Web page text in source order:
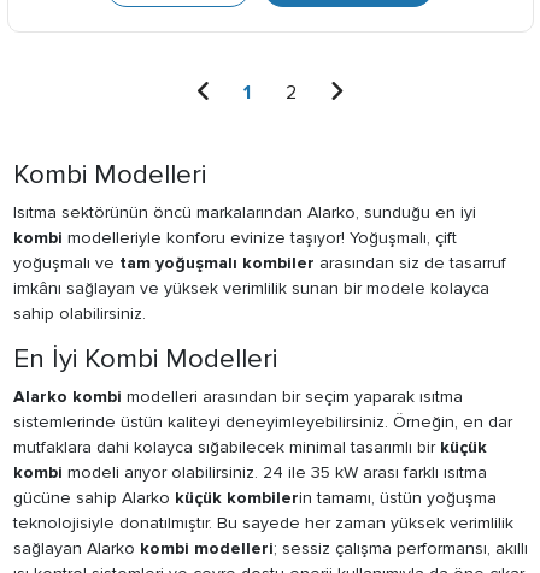
1 2
Kombi Modelleri
Isıtma sektörünün öncü markalarından Alarko, sunduğu en iyi
kombi modelleriyle konforu evinize taşıyor! Yoğuşmalı, çift
yoğuşmalı ve tam yoğuşmalı kombiler arasından siz de tasarruf
imkânı sağlayan ve yüksek verimlilik sunan bir modele kolayca
sahip olabilirsiniz.
En İyi Kombi Modelleri
Alarko kombi modelleri arasından bir seçim yaparak ısıtma
sistemlerinde üstün kaliteyi deneyimleyebilirsiniz. Örneğin, en dar
mutfaklara dahi kolayca sığabilecek minimal tasarımlı bir küçük
kombi modeli arıyor olabilirsiniz. 24 ile 35 kW arası farklı ısıtma
gücüne sahip Alarko küçük kombilerin tamamı, üstün yoğuşma
teknolojisiyle donatılmıştır. Bu sayede her zaman yüksek verimlilik
sağlayan Alarko kombi modelleri; sessiz çalışma performansı, akıllı